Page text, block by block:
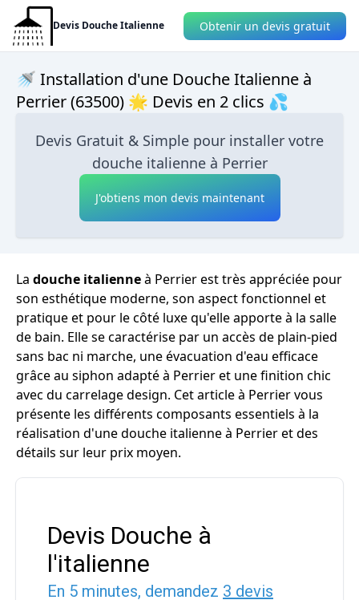
Devis Douche Italienne Obtenir un devis gratuit
🚿 Installation d'une Douche Italienne à
Perrier (63500) 🌟 Devis en 2 clics 💦
Devis Gratuit & Simple pour installer votre
douche italienne à Perrier
J'obtiens mon devis maintenant
La douche italienneà Perrier est très appréciée pour
son esthétique moderne, son aspect fonctionnel et
pratique et pour le côté luxe qu'elle apporte à la salle
de bain. Elle se caractérise par un accès de plain-pied
sans bac ni marche, une évacuation d'eau efficace
grâce au siphon adapté à Perrier et une finition chic
avec du carrelage design. Cet article à Perrier vous
présente les différents composants essentiels à la
réalisation d'une douche italienne à Perrier et des
détails sur leur prix moyen.
Devis Douche à
l'italienne
En 5 minutes, demandez 3 devis